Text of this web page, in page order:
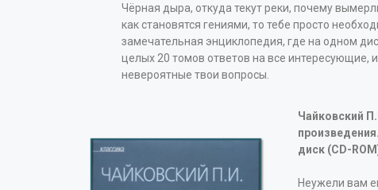
Чёрная дыра, откуда текут реки, почему
как становятся гениями, то тебе просто
замечательная энциклопедия, где на одном
целых 20 томов ответов на все интересующие,
невероятные твои вопросы.
Чайковский
диск (СD-
Неужели вам